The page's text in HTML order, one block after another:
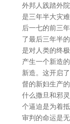
外邦人践踏外
是三年半大灾
后一七的前三
了最后三年半
是对人类的终
产生一个新造
新造。这开启
督的新妇生产
什么撒旦和邪
个逼迫是为着
审判的命运是